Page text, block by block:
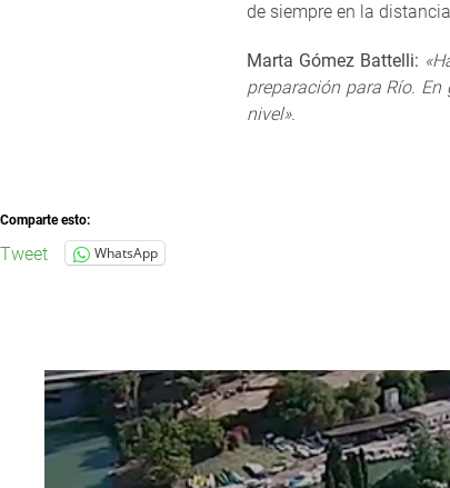
de siempre en la
Marta Gómez Battelli:
preparación para Río.
nivel».
Comparte esto:
Tweet WhatsApp